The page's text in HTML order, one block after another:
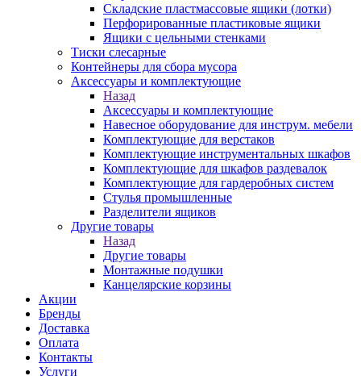
Складские пластмассовые ящики (лотки)
Перфорированные пластиковые ящики
Ящики с цельными стенками
Тиски слесарные
Контейнеры для сбора мусора
Аксессуары и комплектующие
Назад
Аксессуары и комплектующие
Навесное оборудование для инструм. мебели
Комплектующие для верстаков
Комплектующие инструментальных шкафов
Комплектующие для шкафов раздевалок
Комплектующие для гардеробных систем
Стулья промышленные
Разделители ящиков
Другие товары
Назад
Другие товары
Монтажные подушки
Канцелярские корзины
Акции
Бренды
Доставка
Оплата
Контакты
Услуги